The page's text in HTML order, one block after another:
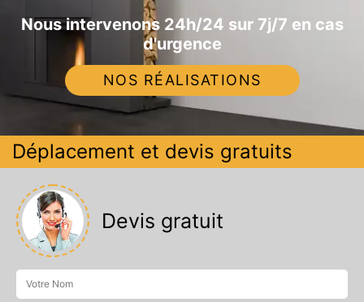
Nous intervenons 24h/24 sur 7j/7 en cas
d'urgence
NOS RÉALISATIONS
Déplacement et devis gratuits
Devis gratuit